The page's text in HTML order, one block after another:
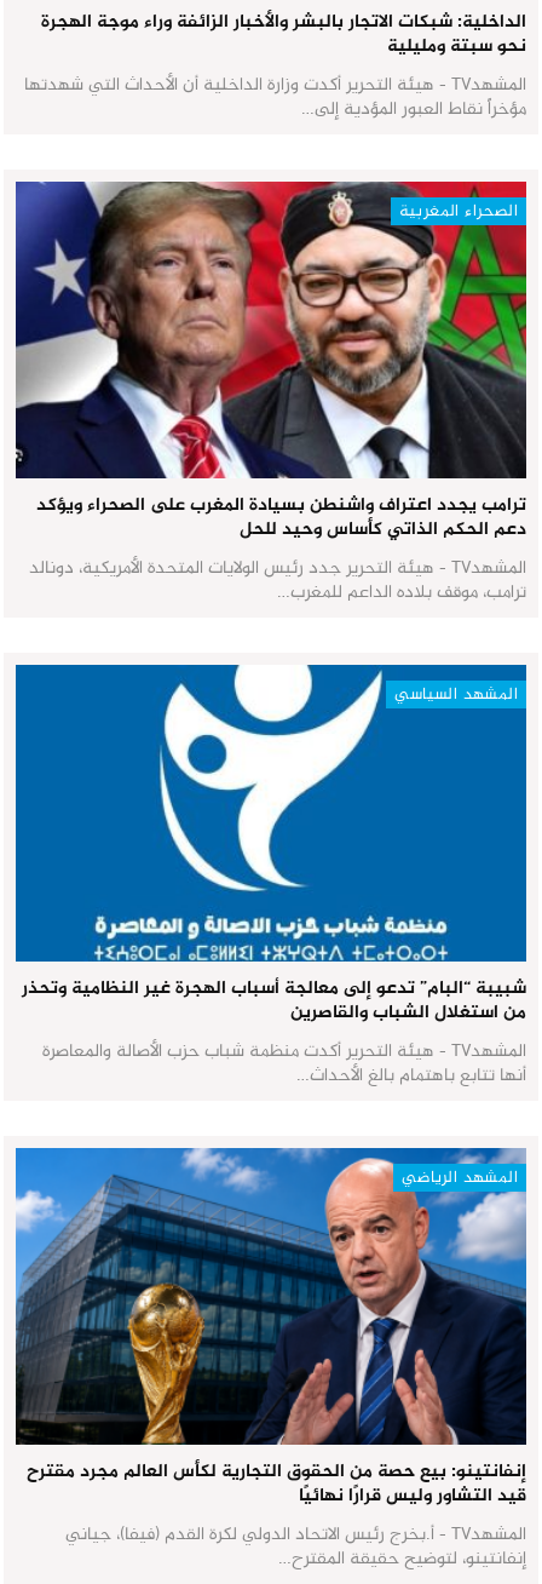
الداخلية: شبكات الاتجار بالبشر والأخبار الزائفة وراء موجة الهجرة
نحو سبتة ومليلية
المشهدTV - هيئة التحرير أكدت وزارة الداخلية أن الأحداث التي شهدتها
مؤخراً نقاط العبور المؤدية إلى…
الصحراء المغربية
ترامب يجدد اعتراف واشنطن بسيادة المغرب على الصحراء ويؤكد
دعم الحكم الذاتي كأساس وحيد للحل
المشهدTV - هيئة التحرير جدد رئيس الولايات المتحدة الأمريكية، دونالد
ترامب، موقف بلاده الداعم للمغرب…
المشهد السياسي
شبيبة “البام” تدعو إلى معالجة أسباب الهجرة غير النظامية وتحذر
من استغلال الشباب والقاصرين
المشهدTV - هيئة التحرير أكدت منظمة شباب حزب الأصالة والمعاصرة
أنها تتابع باهتمام بالغ الأحداث…
المشهد الرياضي
إنفانتينو: بيع حصة من الحقوق التجارية لكأس العالم مجرد مقترح
قيد التشاور وليس قرارًا نهائيًا
المشهدTV - أ.بخرج رئيس الاتحاد الدولي لكرة القدم (فيفا)، جياني
إنفانتينو، لتوضيح حقيقة المقترح…